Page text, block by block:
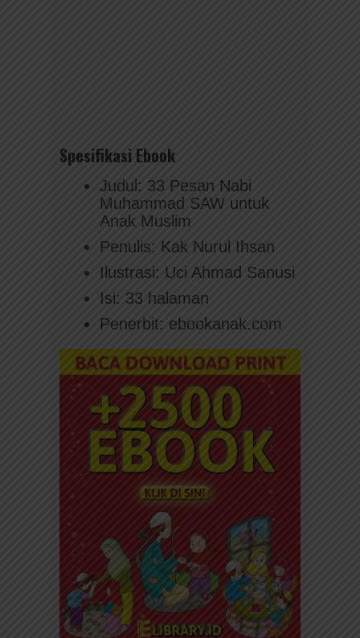
Spesifikasi Ebook
Judul: 33 Pesan Nabi
Muhammad SAW untuk
Anak Muslim
Penulis: Kak Nurul Ihsan
Ilustrasi: Uci Ahmad Sanusi
Isi: 33 halaman
Penerbit: ebookanak.com